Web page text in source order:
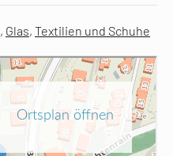
, Glas, Textilien und Schuhe